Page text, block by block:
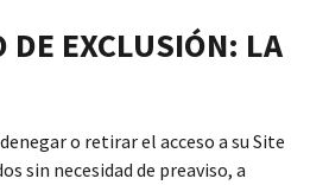
DE EXCLUSIÓN: LA
o retirar el acceso a su Site
sin necesidad de preaviso, a